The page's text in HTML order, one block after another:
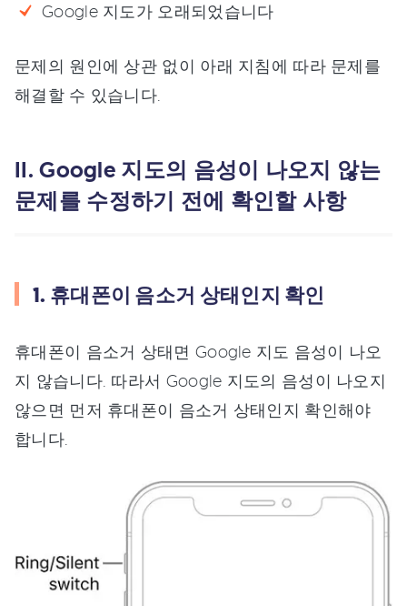
Google 지도가 오래되었습니다
문제의 원인에 상관 없이 아래 지침에 따라 문제를
해결할 수 있습니다.
II. Google 지도의 음성이 나오지 않는
문제를 수정하기 전에 확인할 사항
1. 휴대폰이 음소거 상태인지 확인
휴대폰이 음소거 상태면 Google 지도 음성이 나오
지 않습니다. 따라서 Google 지도의 음성이 나오지
않으면 먼저 휴대폰이 음소거 상태인지 확인해야
합니다.